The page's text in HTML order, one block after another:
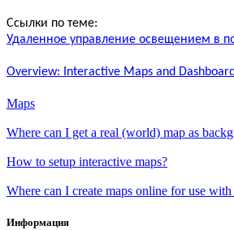
Ссылки по теме:
Удаленное управление освещением в
Overview: Interactive Maps and
Maps
Where can I get a real (world) map as
How to setup interactive maps?
Where can I create maps online for use
Информация